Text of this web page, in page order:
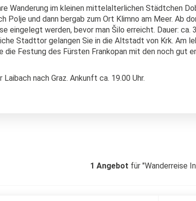
Wanderung im kleinen mittelalterlichen Städtchen
Polje und dann bergab zum Ort Klimno am Meer. Ab
eingelegt werden, bevor man Šilo erreicht. Dauer: ca.
Stadttor gelangen Sie in die Altstadt von Krk. Am
Festung des Fürsten Frankopan mit den noch gut
nach Graz. Ankunft ca. 19.00 Uhr.
1 Angebot für "Wanderreise